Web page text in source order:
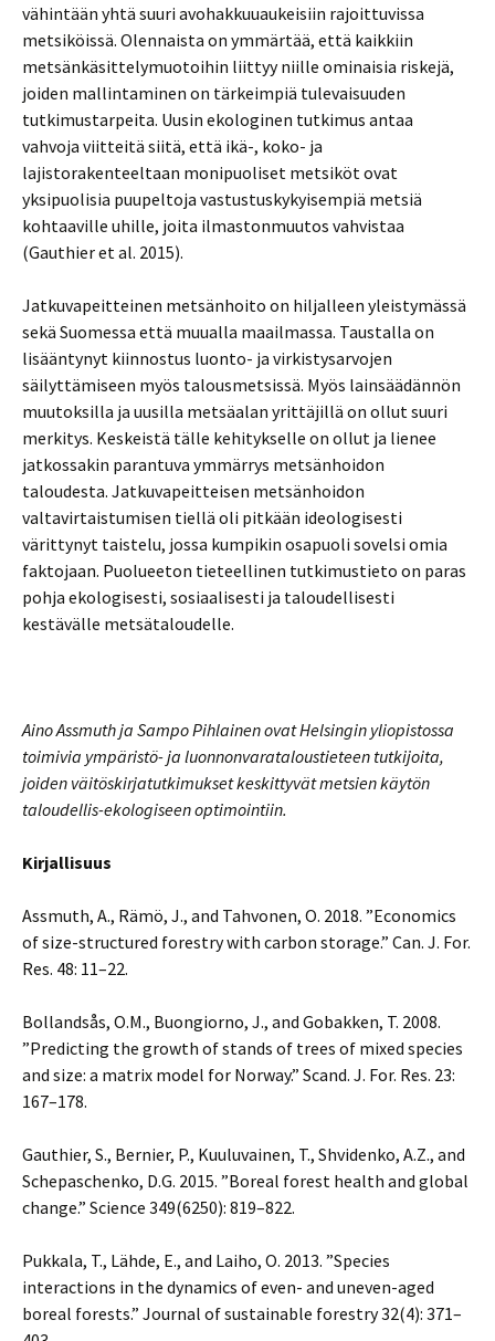
vähintään yhtä suuri avohakkuuaukeisiin rajoittuvissa
metsiköissä. Olennaista on ymmärtää, että kaikkiin
metsänkäsittelymuotoihin liittyy niille ominaisia riskejä,
joiden mallintaminen on tärkeimpiä tulevaisuuden
tutkimustarpeita. Uusin ekologinen tutkimus antaa
vahvoja viitteitä siitä, että ikä-, koko- ja
lajistorakenteeltaan monipuoliset metsiköt ovat
yksipuolisia puupeltoja vastustuskykyisempiä metsiä
kohtaaville uhille, joita ilmastonmuutos vahvistaa
(Gauthier et al. 2015).
Jatkuvapeitteinen metsänhoito on hiljalleen yleistymässä
sekä Suomessa että muualla maailmassa. Taustalla on
lisääntynyt kiinnostus luonto- ja virkistysarvojen
säilyttämiseen myös talousmetsissä. Myös lainsäädännön
muutoksilla ja uusilla metsäalan yrittäjillä on ollut suuri
merkitys. Keskeistä tälle kehitykselle on ollut ja lienee
jatkossakin parantuva ymmärrys metsänhoidon
taloudesta. Jatkuvapeitteisen metsänhoidon
valtavirtaistumisen tiellä oli pitkään ideologisesti
värittynyt taistelu, jossa kumpikin osapuoli sovelsi omia
faktojaan. Puolueeton tieteellinen tutkimustieto on paras
pohja ekologisesti, sosiaalisesti ja taloudellisesti
kestävälle metsätaloudelle.
Aino Assmuth ja Sampo Pihlainen ovat Helsingin yliopistossa
toimivia ympäristö- ja luonnonvarataloustieteen tutkijoita,
joiden väitöskirjatutkimukset keskittyvät metsien käytön
taloudellis-ekologiseen optimointiin.
Kirjallisuus
Assmuth, A., Rämö, J., and Tahvonen, O. 2018. ”Economics
of size-structured forestry with carbon storage.” Can. J. For.
Res. 48: 11–22.
Bollandsås, O.M., Buongiorno, J., and Gobakken, T. 2008.
”Predicting the growth of stands of trees of mixed species
and size: a matrix model for Norway.” Scand. J. For. Res. 23:
167–178.
Gauthier, S., Bernier, P., Kuuluvainen, T., Shvidenko, A.Z., and
Schepaschenko, D.G. 2015. ”Boreal forest health and global
change.” Science 349(6250): 819–822.
Pukkala, T., Lähde, E., and Laiho, O. 2013. ”Species
interactions in the dynamics of even- and uneven-aged
boreal forests.” Journal of sustainable forestry 32(4): 371–